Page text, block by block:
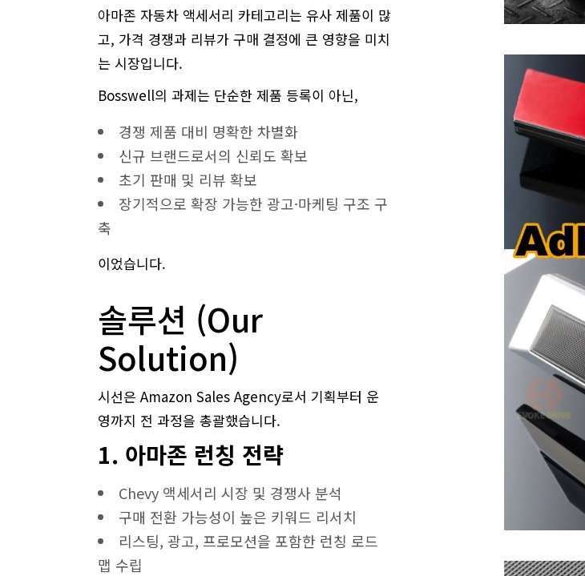
아마존 자동차 액세서리 카테고리는 유사 제품이 많
고, 가격 경쟁과 리뷰가 구매 결정에 큰 영향을 미치
는 시장입니다.
Bosswell의 과제는 단순한 제품 등록이 아닌,
경쟁 제품 대비 명확한 차별화
신규 브랜드로서의 신뢰도 확보
초기 판매 및 리뷰 확보
장기적으로 확장 가능한 광고·마케팅 구조 구
축
이었습니다.
솔루션 (Our
Solution)
시선은 Amazon Sales Agency로서 기획부터 운
영까지 전 과정을 총괄했습니다.
1. 아마존 런칭 전략
Chevy 액세서리 시장 및 경쟁사 분석
구매 전환 가능성이 높은 키워드 리서치
리스팅, 광고, 프로모션을 포함한 런칭 로드
맵 수립